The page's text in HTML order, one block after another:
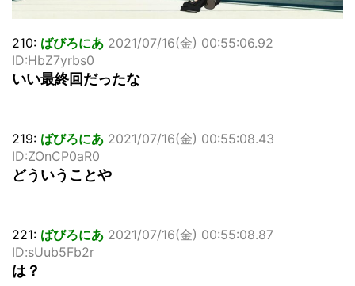
【信長の野望・新生】米問屋をどういう時にどこに建てるの
NHKにようこそ！を見終えたんだがｗｗｗ
Powered by livedoor 相互RSS
210: ばびろにあ 2021/07/16(金) 00:55:06.92
ID:HbZ7yrbs0
いい最終回だったな
219: ばびろにあ 2021/07/16(金) 00:55:08.43
ID:ZOnCP0aR0
どういうことや
221: ばびろにあ 2021/07/16(金) 00:55:08.87
ID:sUub5Fb2r
は？